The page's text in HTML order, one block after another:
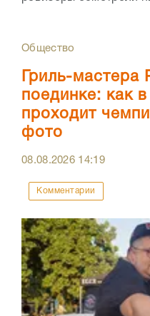
Общество
Гриль-
поединке: как
проходит
фото
08.08.2026 14:19
Комментарии